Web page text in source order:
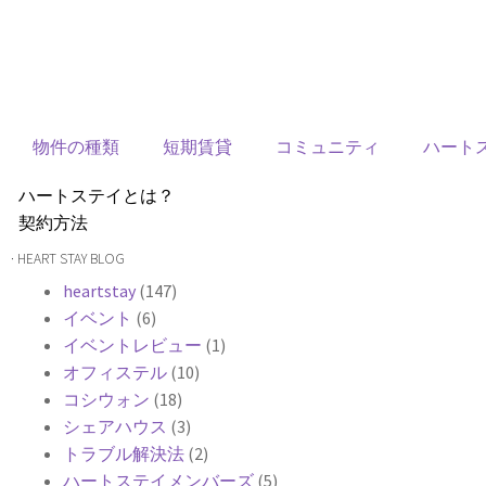
物件の種類 短期賃貸 コミュニティ ハート
ハートステイとは？
契約方法
韓国不動産情報
よくある質問
Heartee
· HEART STAY BLOG
heartstay (147)
イベント (6)
イベントレビュー (1)
オフィステル (10)
コシウォン (18)
シェアハウス (3)
トラブル解決法 (2)
ハートステイメンバーズ (5)